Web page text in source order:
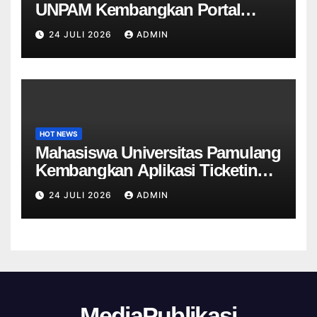
UNPAM Kembangkan Portal
Informasi Sekolah Berbasis Web
untuk SDN Curug 4
24 JULI 2026 ADMIN
HOT NEWS
Mahasiswa Universitas Pamulang
Kembangkan Aplikasi Ticketing
Helpdesk untuk Divisi Sapras
Universitas Tangerang raya
24 JULI 2026 ADMIN